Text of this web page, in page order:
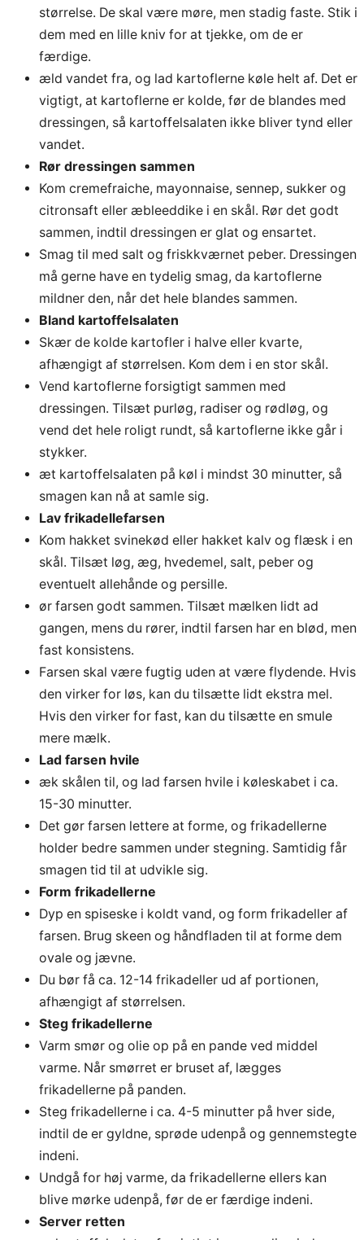
størrelse. De skal være møre, men stadig faste. Stik i
dem med en lille kniv for at tjekke, om de er
færdige.
æld vandet fra, og lad kartoflerne køle helt af. Det er
vigtigt, at kartoflerne er kolde, før de blandes med
dressingen, så kartoffelsalaten ikke bliver tynd eller
vandet.
Rør dressingen sammen
Kom cremefraiche, mayonnaise, sennep, sukker og
citronsaft eller æbleeddike i en skål. Rør det godt
sammen, indtil dressingen er glat og ensartet.
Smag til med salt og friskkværnet peber. Dressingen
må gerne have en tydelig smag, da kartoflerne
mildner den, når det hele blandes sammen.
Bland kartoffelsalaten
Skær de kolde kartofler i halve eller kvarte,
afhængigt af størrelsen. Kom dem i en stor skål.
Vend kartoflerne forsigtigt sammen med
dressingen. Tilsæt purløg, radiser og rødløg, og
vend det hele roligt rundt, så kartoflerne ikke går i
stykker.
æt kartoffelsalaten på køl i mindst 30 minutter, så
smagen kan nå at samle sig.
Lav frikadellefarsen
Kom hakket svinekød eller hakket kalv og flæsk i en
skål. Tilsæt løg, æg, hvedemel, salt, peber og
eventuelt allehånde og persille.
ør farsen godt sammen. Tilsæt mælken lidt ad
gangen, mens du rører, indtil farsen har en blød, men
fast konsistens.
Farsen skal være fugtig uden at være flydende. Hvis
den virker for løs, kan du tilsætte lidt ekstra mel.
Hvis den virker for fast, kan du tilsætte en smule
mere mælk.
Lad farsen hvile
æk skålen til, og lad farsen hvile i køleskabet i ca.
15-30 minutter.
Det gør farsen lettere at forme, og frikadellerne
holder bedre sammen under stegning. Samtidig får
smagen tid til at udvikle sig.
Form frikadellerne
Dyp en spiseske i koldt vand, og form frikadeller af
farsen. Brug skeen og håndfladen til at forme dem
ovale og jævne.
Du bør få ca. 12-14 frikadeller ud af portionen,
afhængigt af størrelsen.
Steg frikadellerne
Varm smør og olie op på en pande ved middel
varme. Når smørret er bruset af, lægges
frikadellerne på panden.
Steg frikadellerne i ca. 4-5 minutter på hver side,
indtil de er gyldne, sprøde udenpå og gennemstegte
indeni.
Undgå for høj varme, da frikadellerne ellers kan
blive mørke udenpå, før de er færdige indeni.
Server retten